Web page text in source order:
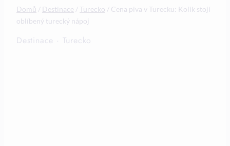
Domů / Destinace /Turecko / Cena piva v Turecku: Kolik stojí
oblíbený turecký nápoj
Destinace · Turecko